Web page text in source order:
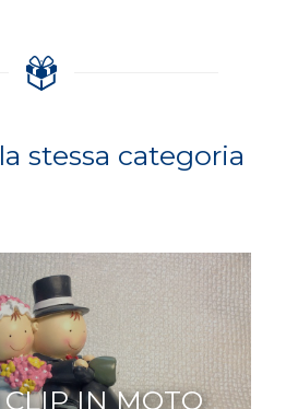
stessa categoria
IN MOTO